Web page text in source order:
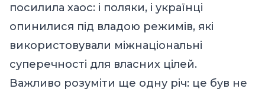
посилила хаос: і поляки, і українці
опинилися під владою режимів, які
використовували міжнаціональні
суперечності для власних цілей.
Важливо розуміти ще одну річ: це був не